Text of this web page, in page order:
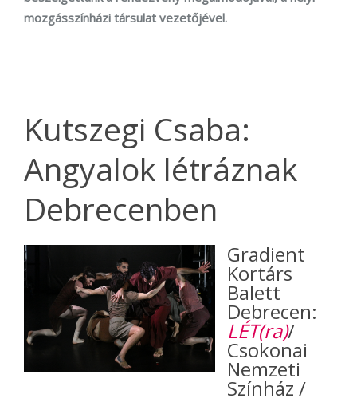
mozgásszínházi társulat vezetőjével.
Kutszegi Csaba:
Angyalok létráznak
Debrecenben
Gradient
Kortárs
Balett
Debrecen:
LÉT(ra)/
Csokonai
Nemzeti
Színház /